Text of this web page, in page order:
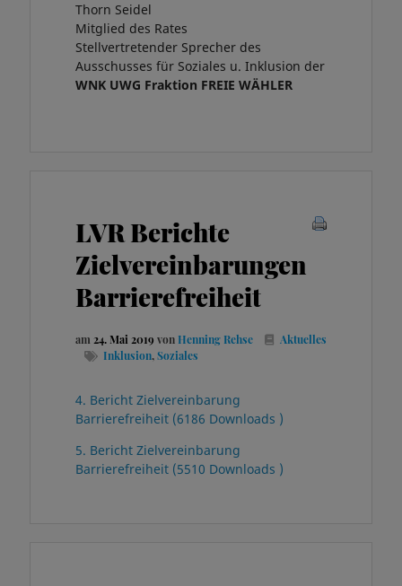
Thorn Seidel
Mitglied des Rates
Stellvertretender Sprecher des
Ausschusses für Soziales u. Inklusion der
WNK UWG Fraktion FREIE WÄHLER
LVR Berichte
Zielvereinbarungen
Barrierefreiheit
am24. Mai 2019 von Henning Rehse
Aktuelles
Inklusion,Soziales
4. Bericht Zielvereinbarung
Barrierefreiheit (6186 Downloads )
5. Bericht Zielvereinbarung
Barrierefreiheit (5510 Downloads )